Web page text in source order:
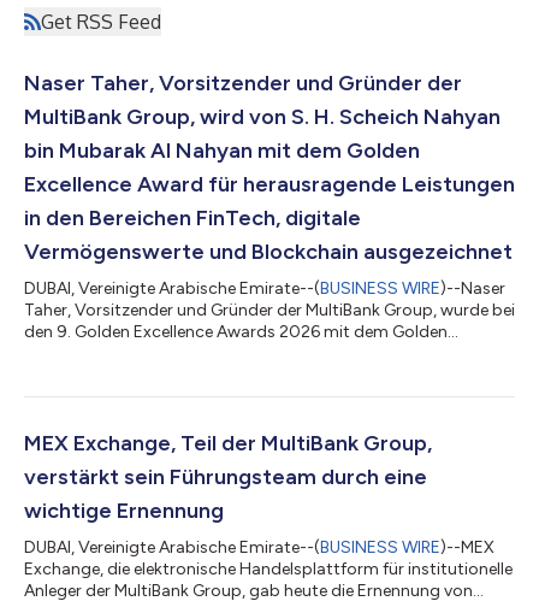
Get RSS Feed
Naser Taher, Vorsitzender und Gründer der
MultiBank Group, wird von S. H. Scheich Nahyan
bin Mubarak Al Nahyan mit dem Golden
Excellence Award für herausragende Leistungen
in den Bereichen FinTech, digitale
Vermögenswerte und Blockchain ausgezeichnet
DUBAI, Vereinigte Arabische Emirate--(BUSINESS WIRE)--Naser
Taher, Vorsitzender und Gründer der MultiBank Group, wurde bei
den 9. Golden Excellence Awards 2026 mit dem Golden
ausgezeichnet. Die Auszeichnung wurde von S. H. Scheich
sowie Minister für Toleranz und Koexistenz, überreicht. Die
Auszeichnung spiegelt die kontinuier...
MEX Exchange, Teil der MultiBank Group,
verstärkt sein Führungsteam durch eine
wichtige Ernennung
DUBAI, Vereinigte Arabische Emirate--(BUSINESS WIRE)--MEX
Exchange, die elektronische Handelsplattform für institutionelle
Anleger der MultiBank Group, gab heute die Ernennung von